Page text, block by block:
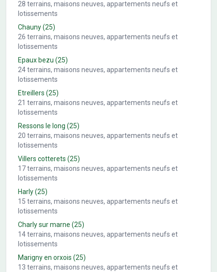
28 terrains, maisons neuves, appartements neufs et
lotissements
Chauny(25)
26 terrains, maisons neuves, appartements neufs et
lotissements
Epaux bezu (25)
24terrains, maisons neuves, appartements neufs et
lotissements
Etreillers (25)
21 terrains, maisons neuves, appartements neufs et
lotissements
Ressons le long (25)
20 terrains, maisons neuves, appartements neufs et
lotissements
Villers cotterets (25)
17terrains, maisons neuves, appartements neufs et
lotissements
Harly(25)
15 terrains, maisons neuves, appartements neufs et
lotissements
Charly sur marne (25)
14terrains, maisons neuves, appartements neufs et
lotissements
Marigny en orxois (25)
13 terrains, maisons neuves, appartements neufs et